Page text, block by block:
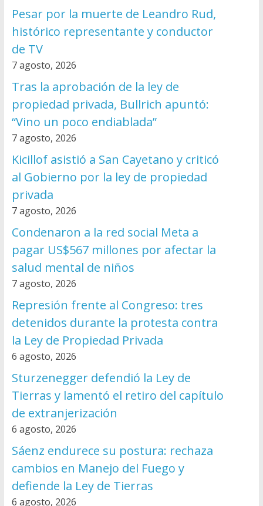
Pesar por la muerte de Leandro Rud,
histórico representante y conductor
de TV
7 agosto, 2026
Tras la aprobación de la ley de
propiedad privada, Bullrich apuntó:
“Vino un poco endiablada”
7 agosto, 2026
Kicillof asistió a San Cayetano y criticó
al Gobierno por la ley de propiedad
privada
7 agosto, 2026
Condenaron a la red social Meta a
pagar US$567 millones por afectar la
salud mental de niños
7 agosto, 2026
Represión frente al Congreso: tres
detenidos durante la protesta contra
la Ley de Propiedad Privada
6 agosto, 2026
Sturzenegger defendió la Ley de
Tierras y lamentó el retiro del capítulo
de extranjerización
6 agosto, 2026
Sáenz endurece su postura: rechaza
cambios en Manejo del Fuego y
defiende la Ley de Tierras
6 agosto, 2026